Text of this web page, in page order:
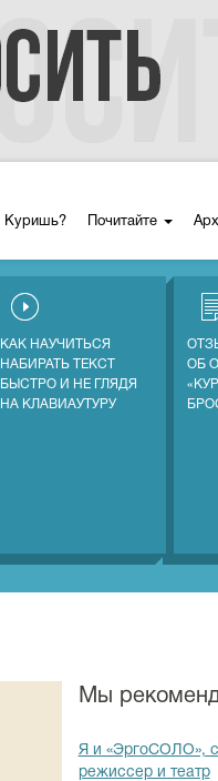
Куришь? Почитайте
КАК НАУЧИТЬСЯ
НАБИРАТЬ ТЕКСТ
БЫСТРО И НЕ ГЛЯДЯ
НА КЛАВИАУТУРУ
ОБ
Мы
Я и «ЭргоСОЛО»,
режиссер и театр